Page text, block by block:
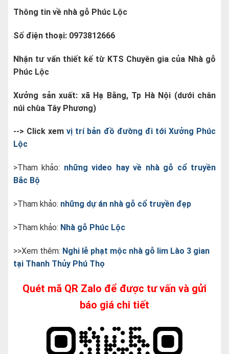
Thông tin về nhà gỗ Phúc Lộc
Số điện thoại: 0973812666
Nhận tư vấn thiết kế từ KTS Chuyên gia của Nhà gỗ
Phúc Lộc
Xưởng sản xuất: xã Hạ Bằng, Tp Hà Nội (dưới chân
núi chùa Tây Phương)
--> Click xemvị trí bản đồ đường đi tới Xưởng Phúc
Lộc
>Tham khảo: những video hay về nhà gỗ cổ truyền
Bắc Bộ
>Tham khảo: những dự án nhà gỗ cổ truyền đẹp
>Tham khảo: Nhà gỗ Phúc Lộc
>>Xem thêm: Nghi lễ phạt mộc nhà gỗ lim Lào 3 gian
tại Thanh Thủy Phú Thọ
Quét mã QR Zalo để được tư vấn và gửi
báo giá chi tiết